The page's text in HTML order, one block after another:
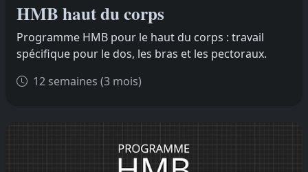
HMB haut du corps
Programme HMB pour le haut du corps : travail
spécifique pour le dos, les bras et les pectoraux.
12 semaines (3 mois)